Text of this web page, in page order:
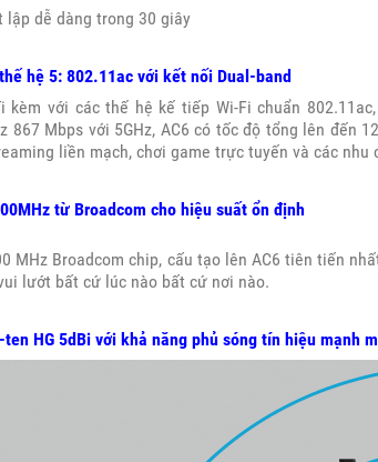
lập dễ dàng trong 30 giây
hệ 5: 802.11ac với kết nối Dual-band
kèm với các thế hệ kế tiếp Wi-Fi chuẩn
867 Mbps với 5GHz, AC6 có tốc độ tổng lên đến
liền mạch, chơi game trực tuyến và các nhu
từ Broadcom cho hiệu suất ổn định
MHz Broadcom chip, cấu tạo lên AC6 tiên tiến
lướt bất cứ lúc nào bất cứ nơi nào.
HG 5dBi với khả năng phủ sóng tín hiệu mạnh